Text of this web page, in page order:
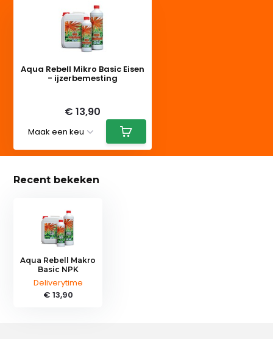
Aqua Rebell Mikro Basic Eisen
- ijzerbemesting
€ 13,90
Recent bekeken
Aqua Rebell Makro
Basic NPK
Deliverytime
€ 13,90